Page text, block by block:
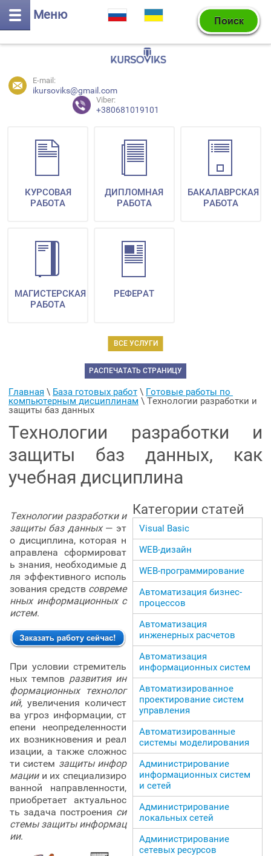
Меню
E-mail:
ikursoviks@gmail.com
Viber:
+380681019101
ВСЕ УСЛУГИ
КУРСОВАЯ
РАБОТА
ДИПЛОМНАЯ
РАБОТА
БАКАЛАВРСКАЯ
РАБОТА
МАГИСТЕРСКАЯ
РАБОТА
РЕФЕРАТ
РАСПЕЧАТАТЬ СТРАНИЦУ
Главная \ База готовых работ \ Готовые работы по
компьютерным дисциплинам \ Технологии разработки и
защиты баз данных
Технологии разработки и
защиты баз данных, как
учебная дисциплина
Технологии разработки и
защиты баз данных— эт
о дисциплина, которая н
аправлена сформироват
ь знания, необходимые д
ля эффективного исполь
зования средств совреме
нных информационных с
истем.
При условии стремитель
ных темпов развития ин
формационных технолог
ий, увеличения количест
ва угроз информации, ст
епени неопределенности
их возникновения и реал
изации, а также сложнос
ти систем защиты инфор
мациии их специализиро
ванной направленности,
приобретает актуальнос
ть задача построения си
стемы защиты информац
ии.
Категории статей
Visual Basic
WEB-дизайн
WEB-программирование
Автоматизация бизнес-
процессов
Автоматизация
инженерных расчетов
Автоматизация
информационных систем
Автоматизированное
проектирование систем
управления
Автоматизированные
системы моделирования
Администрирование
информационных систем
и сетей
Администрирование
локальных сетей
Администрирование
сетевых ресурсов